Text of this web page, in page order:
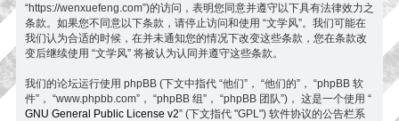
“https://wenxuefeng.com”)的访问，表明您同意并遵守以下具有法律效力之
条款。如果您不同意以下条款，请停止访问和使用 “文学风”。我们可能在
我们认为合适的时候，在并未通知您的情况下改变这些条款，您在条款改
变后继续使用 “文学风” 将被认为认同并遵守这些条款。
我们的论坛运行使用 phpBB (下文中指代 “他们”， “他们的”， “phpBB 软
件”， “www.phpbb.com”， “phpBB 组”， “phpBB 团队”)， 这是一个使用 “
GNU General Public License v2” (下文指代 "GPL") 软件协议的公告栏系